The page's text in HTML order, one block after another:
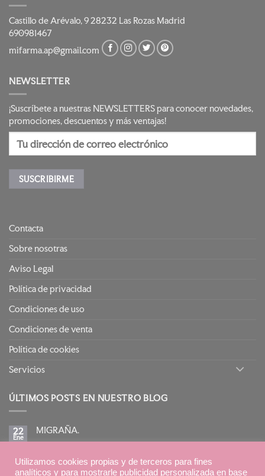
Castillo de Arévalo, 9 28232 Las Rozas Madrid
690981467
mifarma.ap@gmail.com
NEWSLETTER
¡Suscríbete a nuestras NEWSLETTERS para conocer novedades,
promociones, descuentos y más ventajas!
Contacta
Sobre nosotras
Aviso Legal
Política de privacidad
Condiciones de uso
Condiciones de venta
Política de cookies
Servicios
ÚLTIMOS POSTS EN NUESTRO BLOG
22
Ene
MIGRAÑA.
No
en
MIGRAÑA.
15
BIRETIX ISOREPAIR: PIELES GRASAS TENDENCIA
ACNEICA CON TRATAMIENTOS RETINOIDES
Utilizamos cookies propias y de terceros para fines
analíticos y para mostrarle publicidad personalizada en base